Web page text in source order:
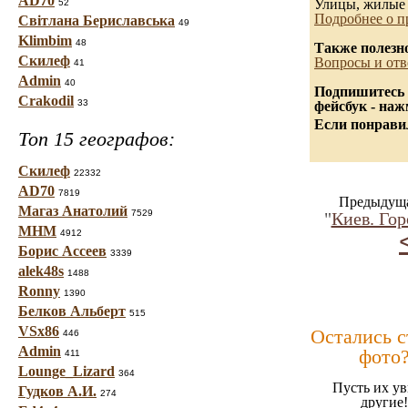
52
Світлана Бериславська 49
Klimbim 48
Скилеф 41
Admin 40
Crakodil 33
Топ 15 географов:
Скилеф 22332
AD70 7819
Магаз Анатолий 7529
МНМ 4912
Борис Ассеев 3339
alek48s 1488
Ronny 1390
Белков Альберт 515
VSx86 446
Admin 411
Lounge_Lizard 364
Гудков А.И. 274
Улицы, жилые
Подробнее о
Также
Вопросы и
Подпишитесь
фейсбук -
Если
"Киев.
Остались
Пусть их
другие!